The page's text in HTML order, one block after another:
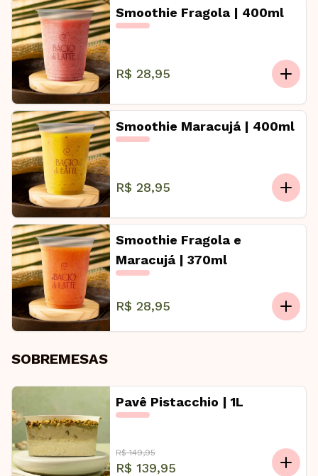
Smoothie Fragola | 400ml
R$ 28,95
Smoothie Maracujá | 400ml
R$ 28,95
Smoothie Fragola e
Maracujá | 370ml
R$ 28,95
SOBREMESAS
Pavê Pistacchio | 1L
R$ 149,95
R$ 139,95